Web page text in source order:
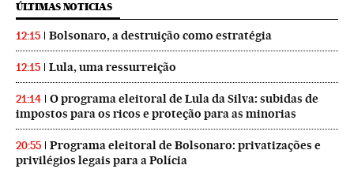
ÚLTIMAS NOTICIAS
12:15 Bolsonaro, a destruição como estratégia
12:15 Lula, uma ressurreição
21:14
O programa eleitoral de Lula da Silva: subidas de
impostos para os ricos e proteção para as minorias
20:55
Programa eleitoral de Bolsonaro: privatizações e
privilégios legais para a Polícia